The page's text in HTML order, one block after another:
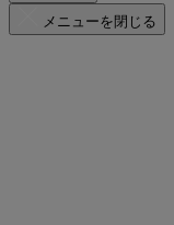
メニューを閉じる